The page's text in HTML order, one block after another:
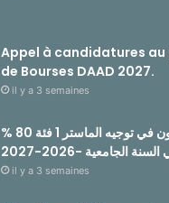
Appel à candidatures
de Bourses DAAD 2027.
il y a 3 semaines
نتائج دراسة الطعون في توجيه الماستر 1 فئة 80 %
الجامعية -2026-2027
il y a 3 semaines